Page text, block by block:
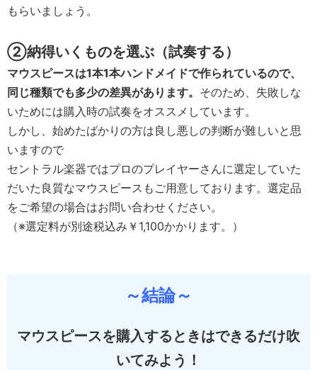
もらいましょう。
②納得いくものを選ぶ（試奏する）
マウスピースは1本1本ハンドメイドで作られているので、
同じ種類でも多少の差異があります。 そのため、失敗しな
いためには購入時の試奏をオススメしています。
しかし、始めたばかりの方は良し悪しの判断が難しいと思
いますので
セントラル楽器ではプロのプレイヤーさんに選定していた
だいた良質なマウスピースもご用意しております。選定品
をご希望の場合はお問い合わせください。
（※選定料が別途税込み￥1,100かかります。）
～結論～
マウスピースを購入するときはできるだけ吹
いてみよう！